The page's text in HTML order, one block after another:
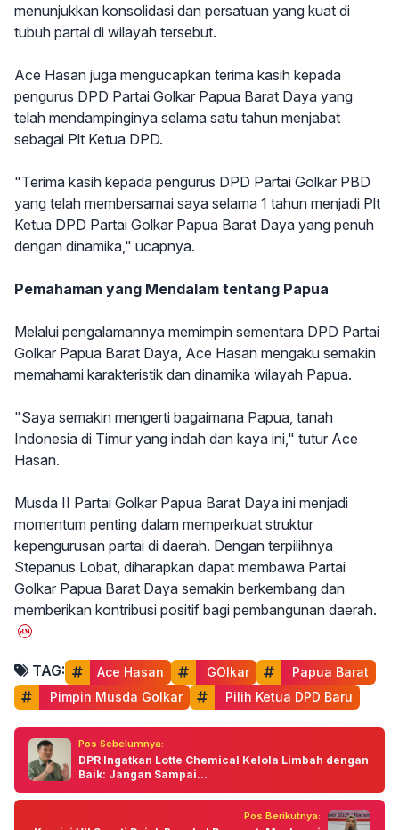
menunjukkan konsolidasi dan persatuan yang kuat di
tubuh partai di wilayah tersebut.
Ace Hasan juga mengucapkan terima kasih kepada
pengurus DPD Partai Golkar Papua Barat Daya yang
telah mendampinginya selama satu tahun menjabat
sebagai Plt Ketua DPD.
"Terima kasih kepada pengurus DPD Partai Golkar PBD
yang telah membersamai saya selama 1 tahun menjadi Plt
Ketua DPD Partai Golkar Papua Barat Daya yang penuh
dengan dinamika," ucapnya.
Pemahaman yang Mendalam tentang Papua
Melalui pengalamannya memimpin sementara DPD Partai
Golkar Papua Barat Daya, Ace Hasan mengaku semakin
memahami karakteristik dan dinamika wilayah Papua.
"Saya semakin mengerti bagaimana Papua, tanah
Indonesia di Timur yang indah dan kaya ini," tutur Ace
Hasan.
Musda II Partai Golkar Papua Barat Daya ini menjadi
momentum penting dalam memperkuat struktur
kepengurusan partai di daerah. Dengan terpilihnya
Stepanus Lobat, diharapkan dapat membawa Partai
Golkar Papua Barat Daya semakin berkembang dan
memberikan kontribusi positif bagi pembangunan daerah.
TAG: Ace Hasan GOlkar
Papua Barat
Pimpin Musda Golkar
Pilih Ketua DPD Baru
Pos Sebelumnya:
DPR Ingatkan Lotte Chemical Kelola Limbah dengan
Baik: Jangan Sampai...
Pos Berikutnya: